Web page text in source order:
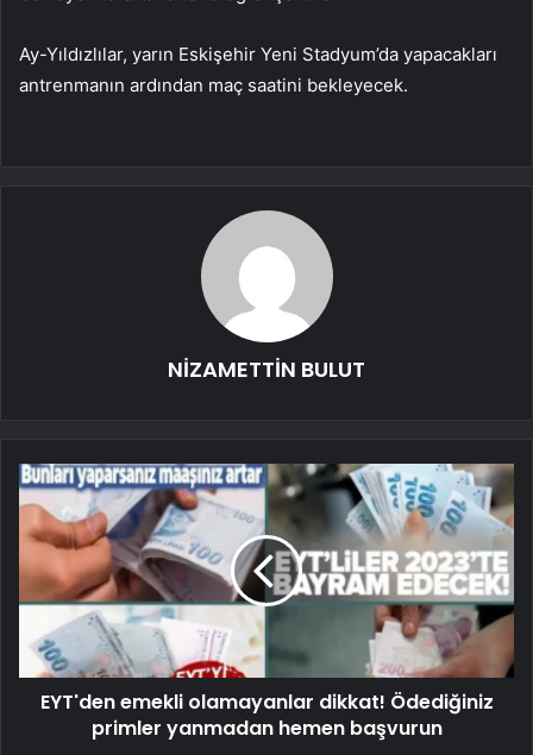
Ay-Yıldızlılar, yarın Eskişehir Yeni Stadyum’da yapacakları
antrenmanın ardından maç saatini bekleyecek.
NİZAMETTİN BULUT
EYT'den emekli olamayanlar dikkat! Ödediğiniz
primler yanmadan hemen başvurun